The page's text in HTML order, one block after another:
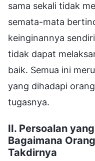
sama sekali tidak
semata-mata
keinginannya
tidak dapat
baik. Semua ini
yang dihadapi
tugasnya.
II. Persoalan
Bagaimana
Takdirnya